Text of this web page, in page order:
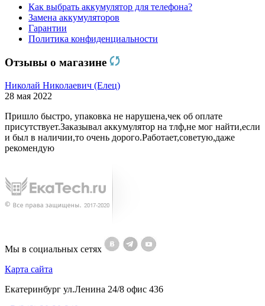
Как выбрать аккумулятор для телефона?
Замена аккумуляторов
Гарантии
Политика конфиденциальности
Отзывы о магазине
Николай Николаевич (Елец)
28 мая 2022
Пришло быстро, упаковка не нарушена,чек об оплате
присутствует.Заказывал аккумулятор на тлф,не мог найти,если
и был в наличии,то очень дорого.Работает,советую,даже
рекомендую
Мы в социальных сетях
Карта сайта
Екатеринбург ул.Ленина 24/8 офис 436